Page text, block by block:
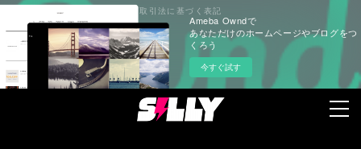
Ameba Owndで
あなただけのホームページやブログをつ
くろう
今すぐ試す
プライバシーポリシー 特定商取引法に基づく表記